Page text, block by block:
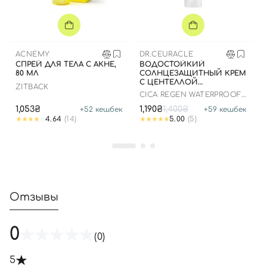
ACNEMY
СПРЕЙ ДЛЯ ТЕЛА С АКНЕ,
80 МЛ
ZITBACK
1,053₴ +52 кешбек
4.64 (14)
DR.CEURACLE
ВОДОСТОЙКИЙ
СОЛНЦЕЗАЩИТНЫЙ КРЕМ
С ЦЕНТЕЛЛОЙ
АЗИАТСКОЙ, 100 МЛ ДО
CICA REGEN WATERPROOF
1,190₴1,400₴ +59 кешбек
5.00 (5)
Отзывы
0 (0)
5